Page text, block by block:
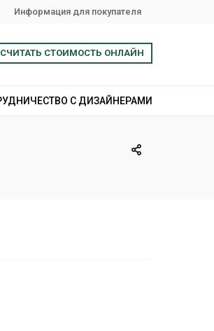
Информация для покупателя
СТОИМОСТЬ ОНЛАЙН
С ДИЗАЙНЕРАМИ